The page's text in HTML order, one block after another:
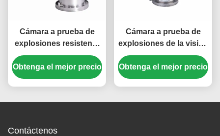
Cámara a prueba de
explosiones resistente
de seguimiento auto de
la red PTZ de 2.2MP 20X
Obtenga el mejor precio
Cámara a prueba de
explosiones de la visión
nocturna PTZ de la
gama larga de 2.0MP
20X con las luces laser
Obtenga el mejor precio
Contáctenos